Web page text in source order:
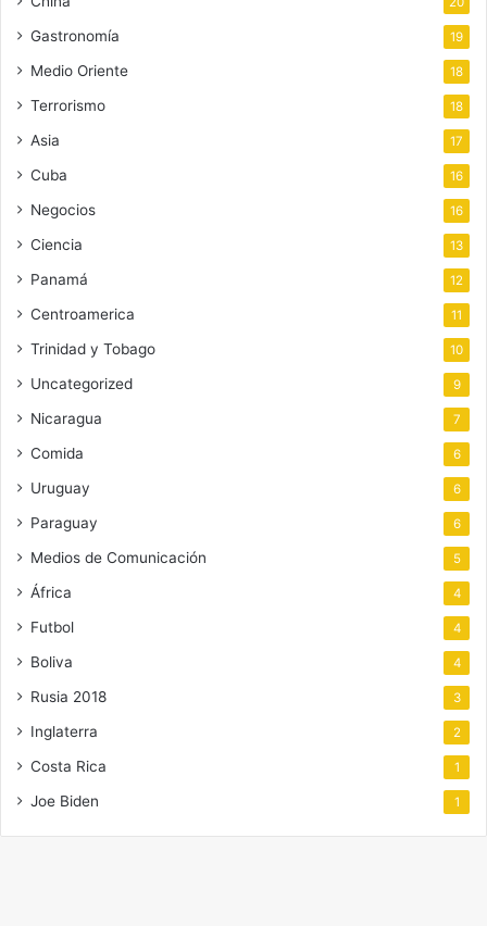
Gastronomía 19
Medio Oriente 18
Terrorismo 18
Asia 17
Cuba 16
Negocios 16
Ciencia 13
Panamá 12
Centroamerica 11
Trinidad y Tobago 10
Uncategorized 9
Nicaragua 7
Comida 6
Uruguay 6
Paraguay 6
Medios de Comunicación 5
África 4
Futbol 4
Boliva 4
Rusia 2018 3
Inglaterra 2
Costa Rica 1
Joe Biden 1